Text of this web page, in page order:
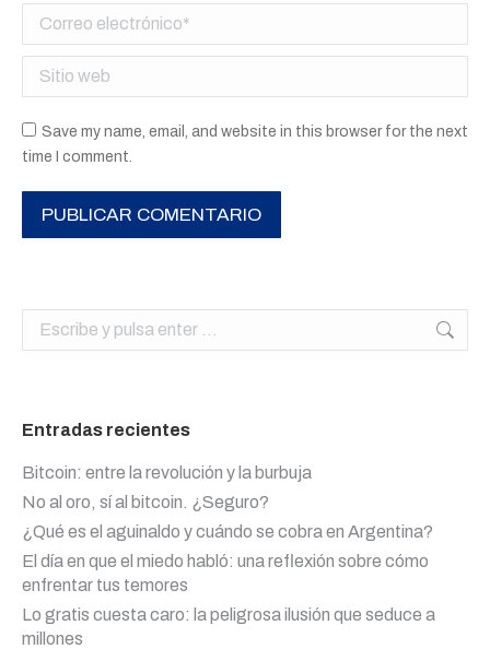
Correo electrónico *
Sitio web
Save my name, email, and website in this browser for the next
time I comment.
PUBLICAR COMENTARIO
Buscar:
Entradas recientes
Bitcoin: entre la revolución y la burbuja
No al oro, sí al bitcoin. ¿Seguro?
¿Qué es el aguinaldo y cuándo se cobra en Argentina?
El día en que el miedo habló: una reflexión sobre cómo
enfrentar tus temores
Lo gratis cuesta caro: la peligrosa ilusión que seduce a
millones